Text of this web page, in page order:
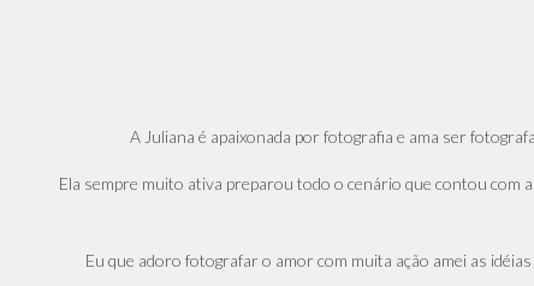
A Juliana é apaixonada por fotografia e ama ser
Ela sempre muito ativa preparou todo o cenário que contou com
Eu que adoro fotografar o amor com muita ação amei as